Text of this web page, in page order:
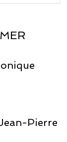
Pierre